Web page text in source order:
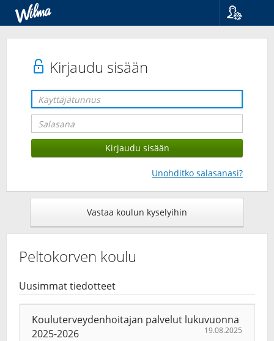
Kirjaudu sisään
Unohditko salasanasi?
Vastaa koulun kyselyihin
Peltokorven koulu
Uusimmat tiedotteet
Kouluterveydenhoitajan palvelut lukuvuonna
2025-2026
19.08.2025